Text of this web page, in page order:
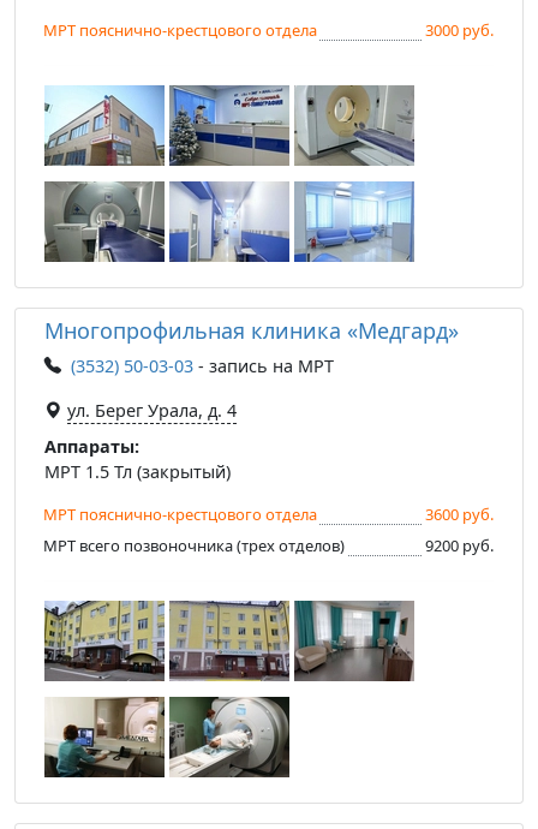
МРТ пояснично-крестцового отдела 3000 руб.
Многопрофильная клиника «Медгард»
(3532) 50-03-03 - запись на МРТ
ул. Берег Урала, д. 4
Аппараты:
МРТ 1.5 Тл (закрытый)
МРТ пояснично-крестцового отдела
3600 руб.
МРТ всего позвоночника (трех отделов)
9200 руб.